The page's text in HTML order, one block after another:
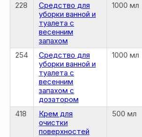
228
Средство для
уборки ванной и
туалета с
весенним
запахом
1000 мл
254
Средство для
уборки ванной и
туалета с
весенним
запахом с
дозатором
1000 мл
418
Крем для
очистки
поверхностей
500 мл